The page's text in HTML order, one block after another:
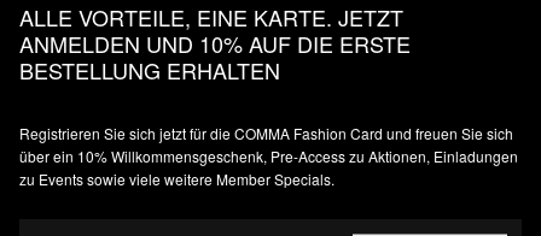
ALLE VORTEILE, EINE KARTE. JETZT
ANMELDEN UND 10% AUF DIE ERSTE
BESTELLUNG ERHALTEN
Registrieren Sie sich jetzt für die COMMA Fashion Card und freuen Sie sich
über ein 10% Willkommensgeschenk, Pre-Access zu Aktionen, Einladungen
zu Events sowie viele weitere Member Specials.